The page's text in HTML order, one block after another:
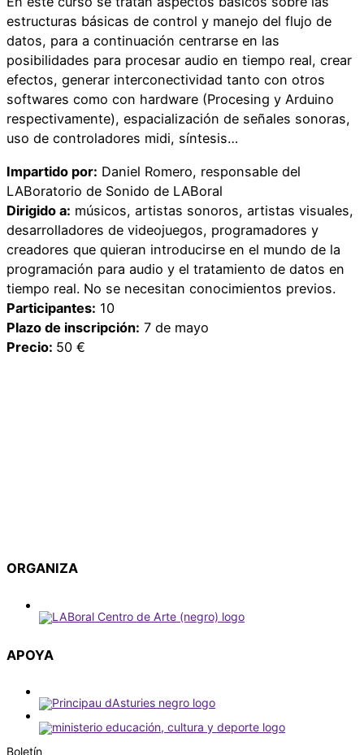
estructuras básicas de control y manejo del flujo de
datos, para a continuación centrarse en las
posibilidades para procesar audio en tiempo real, crear
efectos, generar interconectividad tanto con otros
softwares como con hardware (Procesing y Arduino
respectivamente), espacialización de señales sonoras,
uso de controladores midi, síntesis…
Impartido por: Daniel Romero, responsable del
LABoratorio de Sonido de LABoral
Dirigido a: músicos, artistas sonoros, artistas visuales,
desarrolladores de videojuegos, programadores y
creadores que quieran introducirse en el mundo de la
programación para audio y el tratamiento de datos en
tiempo real. No se necesitan conocimientos previos.
Participantes: 10
Plazo de inscripción: 7 de mayo
Precio: 50 €
ORGANIZA
APOYA
Boletín